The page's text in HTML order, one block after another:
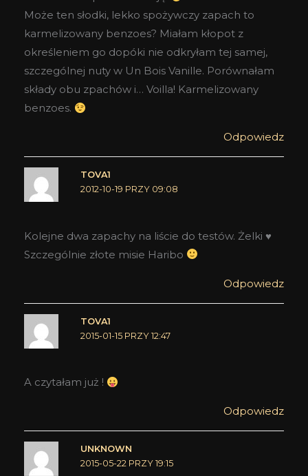
Może ten słodki, lekko spożywczy zapach to
karmelizowany benzoes? Miałam kłopot z
określeniem go dopóki nie odkryłam tej samej,
szczególnej nuty w Un Bois Vanille. Porównałam
składy obu zpachów i… Voilla! Karmelizowany
benzoes.
Odpowiedz
TOVA1
2012-10-19 PRZY 09:08
Kolejne dwa zapachy na liście do testów. Żelki ♥
Szczególnie złote misie Haribo
Odpowiedz
TOVA1
2015-01-15 PRZY 12:47
A czytałam już !
Odpowiedz
UNKNOWN
2015-05-22 PRZY 19:15